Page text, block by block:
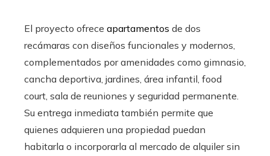
El proyecto ofrece apartamentos de dos
recámaras con diseños funcionales y modernos,
complementados por amenidades como gimnasio,
cancha deportiva, jardines, área infantil, food
court, sala de reuniones y seguridad permanente.
Su entrega inmediata también permite que
quienes adquieren una propiedad puedan
habitarla o incorporarla al mercado de alquiler sin